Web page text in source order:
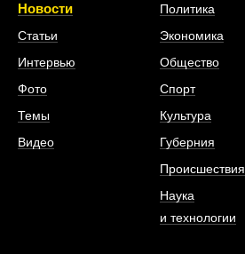
Новости
Статьи
Интервью
Фото
Темы
Видео
Политика
Экономика
Общество
Спорт
Культура
Губерния
Происшествия
Наука
и технологии